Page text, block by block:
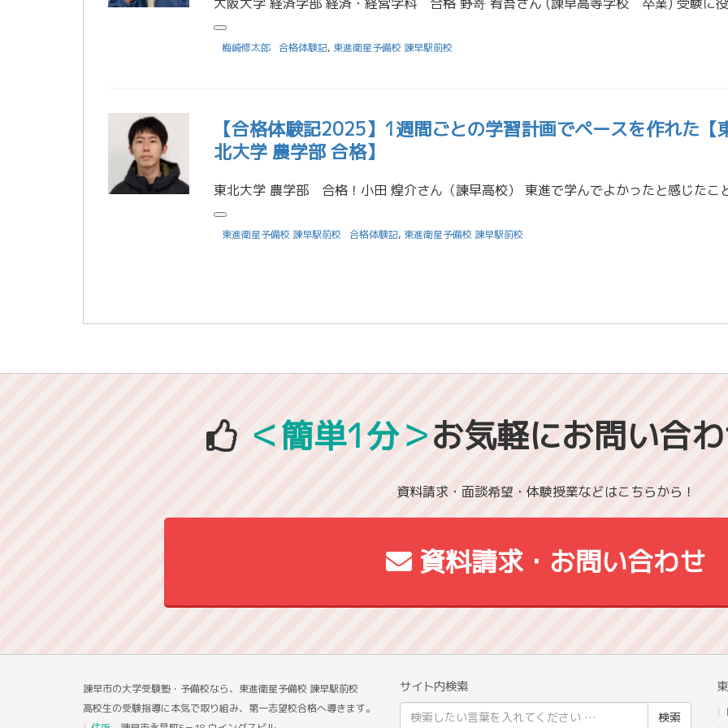
梅崎修太郎 合格体験記, 東進衛星予備校 諫早駅前校
【合格体験記2025】1週間ごとの学習計画でペースを作れた【
北大学 農学部 合格】
東進衛星予備校 諫早駅前校 合格体験記, 東進衛星予備校 諫早駅前校
＜簡単1分＞お気軽にお問い合
資料請求・面談希望・体験授業などはこちらから！
資料請求・お問い合わせ
諫早市の大学受験塾・予備校なら、東進衛星予備校 諫早駅前校
高校生の受験指導に本気で取り組み、第一志望校合格へ導きます。
サイト内検索